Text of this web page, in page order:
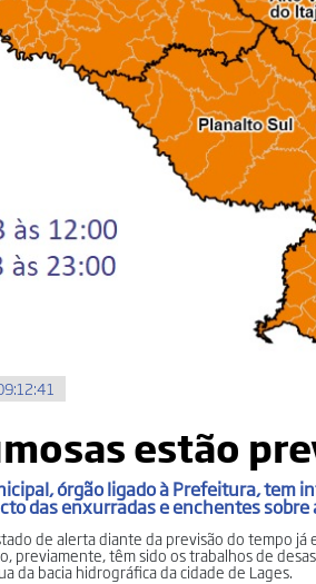
estão
órgão ligado à Prefeitura,
das enxurradas e enchentes
de alerta diante da previsão do tempo
previamente, têm sido os trabalhos de
da bacia hidrográfica da cidade de Lages.